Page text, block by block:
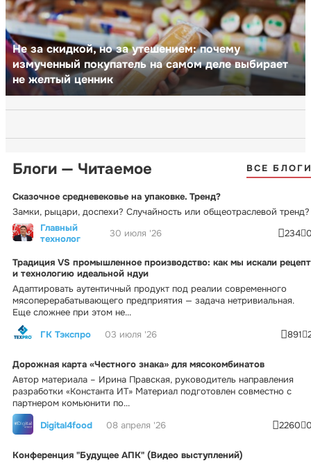
Не за скидкой, но за утешением: почему
измученный покупатель на самом деле выбирает
не желтый ценник
Блоги — Читаемое ВСЕ
Сказочное средневековье на упаковке. Тренд?
Замки, рыцари, доспехи? Случайность или общеотраслевой тренд?
Главный
технолог
30 июля '26 234
Традиция VS промышленное производство: как мы искали рецепт
и технологию идеальной ндуи
Адаптировать аутентичный продукт под реалии современного
мясоперерабатывающего предприятия — задача нетривиальная.
Еще сложнее при этом не...
ГК Тэкспро
03 июля '26 891
Дорожная карта «Честного знака» для мясокомбинатов
Автор материала – Ирина Правская, руководитель направления
разработки «Константа ИТ» Материал подготовлен совместно с
партнером комьюнити по...
Digital4food
08 апреля '26 2260
Конференция "Будущее АПК" (Видео выступлений)